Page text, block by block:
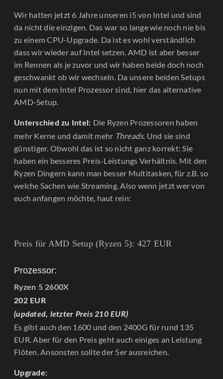
Wir hatten jetzt 6 Jahre unseren i5 von Intel und sind
da nicht die einzigen. Das war so lange wie noch nie bis
zu einem CPU-Upgrade. Da ist es wohl verständlich
dass wir wieder auf Intel setzen. AMD ist aber besser
im Rennen als je zuvor und wir haben beide doch noch
geschwankt ob wir wechseln. Da unsere beiden Setups
nun mit dem Intel Prozessor sind, hier das alternative
AMD-Setup.
Unterschied zu Intel: Die Ryzen Prozessoren haben
mehr Kerne und damit mehr Threads. Und sie sind
günstiger. Obwohl das ist so nicht ganz korrekt: Sie
haben ein besseres Preis-Leistungs Verhältnis. Mit den
Ryzen Dingern kann man besser Multitasken, für z.B. so
welche Sachen wie Streaming. Also wenn jetzt wer von
euch anfangen möchte, haut rein:
Preis für AMD Setup (Ryzen 5): 427 EUR
Prozessor:
Ryzen 5 2600X
202 EUR
(updated, letzter Preis 210 EUR)
Es gibt auch den 1600 und den 2400G für rund 135
EUR. Aber für den Preis geht auch einiges an Leistung
Flöten. Ansonsten sollte der 5er ausreichen.
Upgrade: